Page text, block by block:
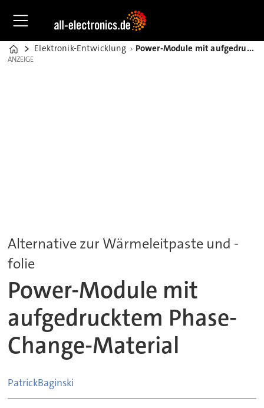
Home
Elektronik-Entwicklung Power-Module mit aufgedrucktem Phase-Change-Material
ANZEIGE
ANZEIGE
Alternative zur Wärmeleitpaste und -
folie
Power-Module mit
aufgedrucktem Phase-
Change-Material
PatrickBaginski